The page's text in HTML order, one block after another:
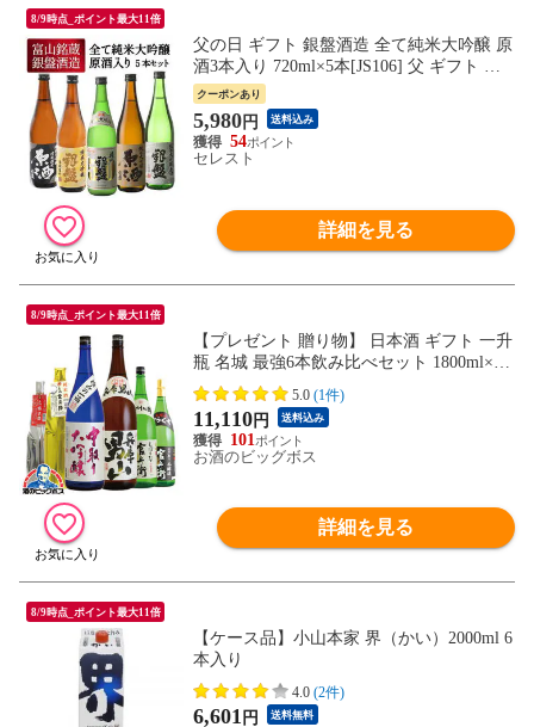
8/9時点_ポイント最大11倍
父の日 ギフト 銀盤酒造 全て純米大吟醸 原
酒3本入り 720ml×5本[JS106] 父 ギフト 飲
み比べ セット 720ml 日本酒 プレゼント お
酒 母の日 敬老 お中元 お歳暮 お祝い 贈答
70代 60代 50代 【送料無料】【7営業日内
に発送】
クーポンあり
5,980円 送料込み
54
セレスト
詳細を見る
8/9時点_ポイント最大11倍
【プレゼント 贈り物】 日本酒 ギフト 一升
瓶 名城 最強6本飲み比べセット 1800ml×6
本 名城酒造『OMS』【本州のみ 送料無
料】
5.0 (1件)
11,110円 送料込み
101
お酒のビッグボス
詳細を見る
8/9時点_ポイント最大11倍
【ケース品】小山本家 界（かい）2000ml 6
本入り
4.0 (2件)
6,601 円 送料無料